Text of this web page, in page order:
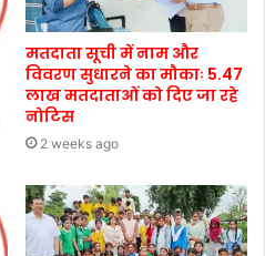
मतदाता सूची में नाम और
विवरण सुधारने का मौकाः 5.47
लाख मतदाताओं को दिए जा रहे
नोटिस
2 weeks ago